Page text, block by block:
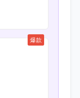
爆款